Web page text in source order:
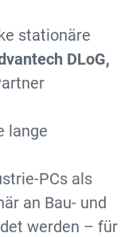
stationäre
DLoG,
lange
PCs als
an Bau- und
werden – für